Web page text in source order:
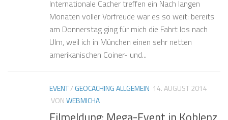
Internationale Cacher treffen ein Nach langen
Monaten voller Vorfreude war es so weit: bereits
am Donnerstag ging für mich die Fahrt los nach
Ulm, weil ich in München einen sehr netten
amerikanischen Coiner- und...
EVENT/ GEOCACHING ALLGEMEIN 14. AUGUST 2014
VONWEBMICHA